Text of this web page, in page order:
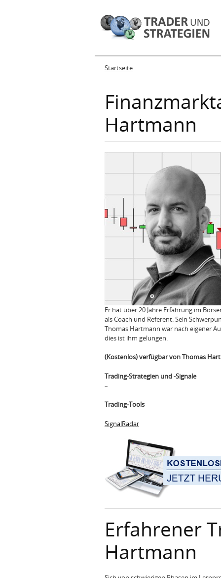
Sie sind hier
Startseite
Hartmann
Er hat über 20 Jahre Erfahrung im
als Coach und Referent. Sein
Thomas Hartmann war nach eigener
dies ist ihm gelungen.
(Kostenlos) verfügbar von Thomas
Trading-Strategien und -Signale
–
Trading-Tools
SignalRadar
Erfahrener
Hartmann